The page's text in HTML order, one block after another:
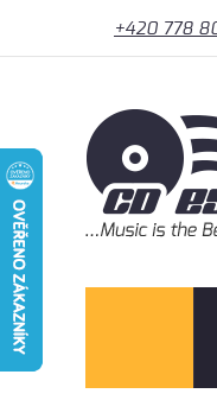
+420 778